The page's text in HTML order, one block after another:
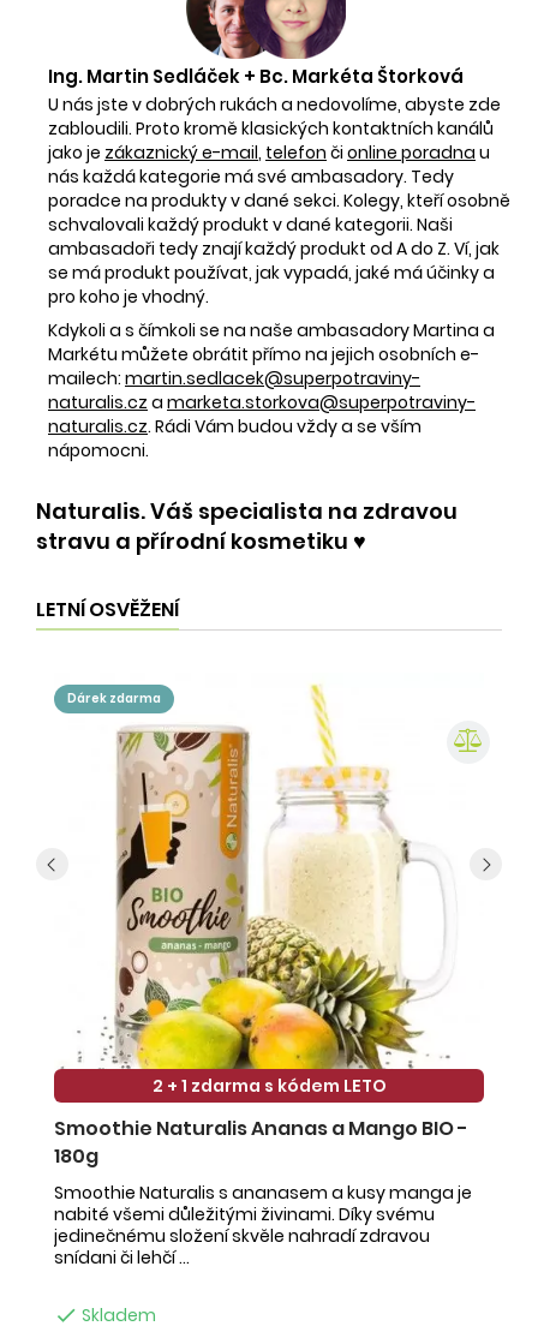
Ing. Martin Sedláček + Bc. Markéta Štorková
U nás jste v dobrých rukách a nedovolíme, abyste zde
zabloudili. Proto kromě klasických kontaktních kanálů
jako je zákaznický e-mail, telefon či online poradna u
nás každá kategorie má své ambasadory. Tedy
poradce na produkty v dané sekci. Kolegy, kteří osobně
schvalovali každý produkt v dané kategorii. Naši
ambasadoři tedy znají každý produkt od A do Z. Ví, jak
se má produkt používat, jak vypadá, jaké má účinky a
pro koho je vhodný.
Kdykoli a s čímkoli se na naše ambasadory Martina a
Markétu můžete obrátit přímo na jejich osobních e-
mailech: martin.sedlacek@superpotraviny-
naturalis.cz a marketa.storkova@superpotraviny-
naturalis.cz. Rádi Vám budou vždy a se vším
nápomocni.
Naturalis. Váš specialista na zdravou
stravu a přírodní kosmetiku ♥️
LETNÍ OSVĚŽENÍ
dárek zdarma
2 + 1 zdarma s kódem LETO
Smoothie Naturalis Ananas a Mango BIO -
180g
Smoothie Naturalis s ananasem a kusy manga je
nabité všemi důležitými živinami. Díky svému
jedinečnému složení skvěle nahradí zdravou
snídani či lehčí ...
 Skladem